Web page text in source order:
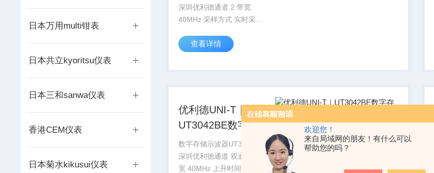
欢迎您！
来自局域网的朋友！有什么可以
帮助您的吗？
日本万用multi钳表
日本共立kyoritsu仪表
日本三和sanwa仪表
香港CEM仪表
日本菊水kikusui仪表
深圳优利德通道 2 带宽
40MHz 采样方式 实时采样
显示色彩 彩色
查看详情
优利德UNI-T｜
UT3042BE数字存
储示波器
数字存储示波器UT3042BE
深圳优利德通道 双通道 带
宽 40MHz 上升时间 ≤8.7ns